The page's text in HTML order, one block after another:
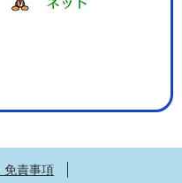
免責事項